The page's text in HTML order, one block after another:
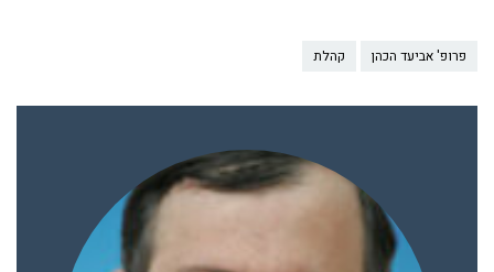
פרופ' אביעד הכהן קהלת